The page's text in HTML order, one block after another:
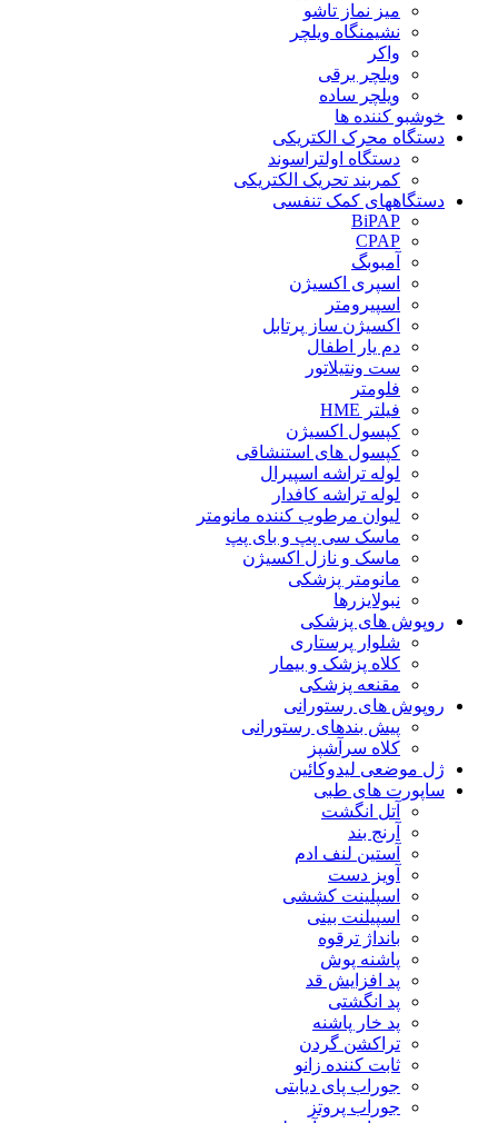
میز نماز تاشو
نشیمنگاه ویلچر
واکر
ویلچر برقی
ویلچر ساده
خوشبو کننده ها
دستگاه محرک الکتریکی
دستگاه اولتراسوند
کمربند تحریک الکتریکی
دستگاههای کمک تنفسی
BiPAP
CPAP
آمبوبگ
اسپری اکسیژن
اسپیرومتر
اکسیژن ساز پرتابل
دم یار اطفال
ست ونتیلاتور
فلومتر
فیلتر HME
کپسول اکسیژن
کپسول های استنشاقی
لوله تراشه اسپیرال
لوله تراشه کافدار
لیوان مرطوب کننده مانومتر
ماسک سی پپ و بای پپ
ماسک و نازل اکسیژن
مانومتر پزشکی
نبولایزرها
روپوش های پزشکی
شلوار پرستاری
کلاه پزشک و بیمار
مقنعه پزشکی
روپوش های رستورانی
پیش بندهای رستورانی
کلاه سرآشپز
ژل موضعی لیدوکائین
ساپورت های طبی
آتل انگشت
آرنج بند
آستین لنف ادم
آویز دست
اسپلینت کششی
اسپیلنت بینی
بانداژ ترقوه
پاشنه پوش
پد افزایش قد
پد انگشتی
پد خار پاشنه
تراکشن گردن
ثابت کننده زانو
جوراب پای دیابتی
جوراب پروتز